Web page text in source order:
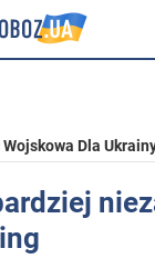
Wojskowa Dla